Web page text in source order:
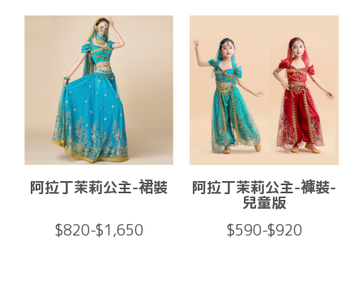
阿拉丁茉莉公主-裙裝
$820-$1,650
阿拉丁茉莉公主-褲裝-
兒童版
$590-$920